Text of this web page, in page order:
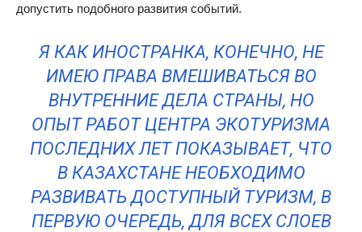
допустить подобного развития событий.
Я КАК ИНОСТРАНКА, КОНЕЧНО, НЕ
ИМЕЮ ПРАВА ВМЕШИВАТЬСЯ ВО
ВНУТРЕННИЕ ДЕЛА СТРАНЫ, НО
ОПЫТ РАБОТ ЦЕНТРА ЭКОТУРИЗМА
ПОСЛЕДНИХ ЛЕТ ПОКАЗЫВАЕТ, ЧТО
В КАЗАХСТАНЕ НЕОБХОДИМО
РАЗВИВАТЬ ДОСТУПНЫЙ ТУРИЗМ, В
ПЕРВУЮ ОЧЕРЕДЬ, ДЛЯ ВСЕХ СЛОЕВ